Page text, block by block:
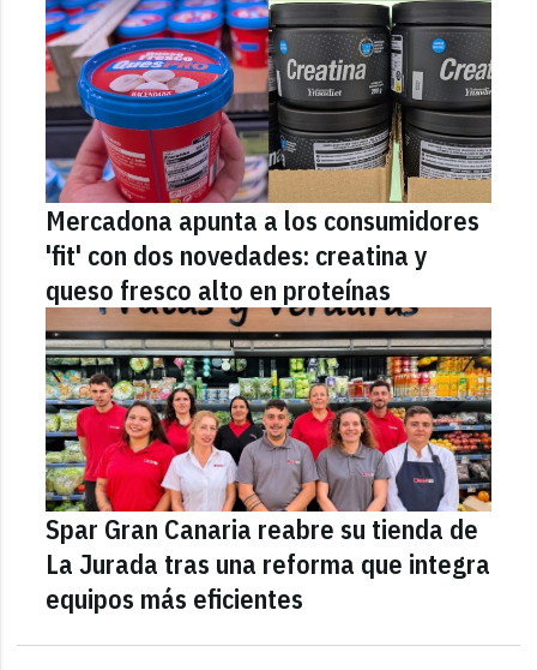
Mercadona apunta a los consumidores
'fit' con dos novedades: creatina y
queso fresco alto en proteínas
Spar Gran Canaria reabre su tienda de
La Jurada tras una reforma que integra
equipos más eficientes